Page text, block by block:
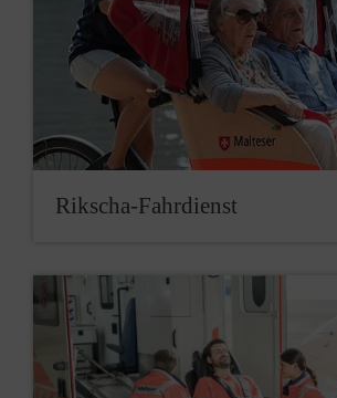
Rikscha-Fahrdienst